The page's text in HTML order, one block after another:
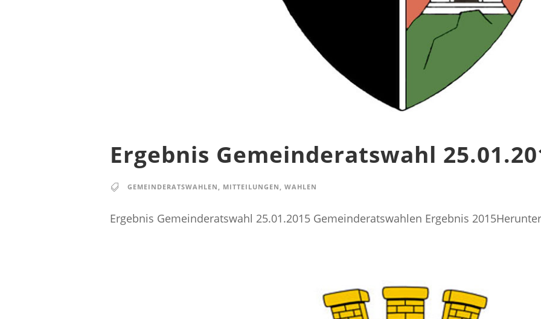
Ergebnis Gemeinderatswahl
GEMEINDERATSWAHLEN MITTEILUNGEN WAHLEN
Ergebnis Gemeinderatswahl 25.01.2015 Gemeinderatswahlen Ergebnis